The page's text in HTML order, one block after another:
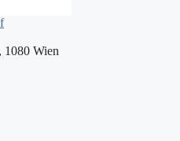
1080 Wien